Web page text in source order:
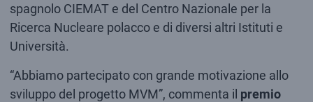
spagnolo CIEMAT e del Centro Nazionale per la
Ricerca Nucleare polacco e di diversi altri Istituti e
Università.
“Abbiamo partecipato con grande motivazione allo
sviluppo del progetto MVM”, commenta il premio